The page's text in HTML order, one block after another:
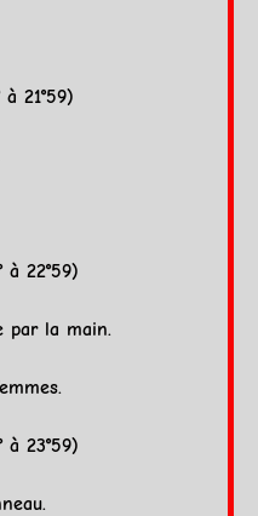
à 21°59)
à 22°59)
par la main.
à 23°59)